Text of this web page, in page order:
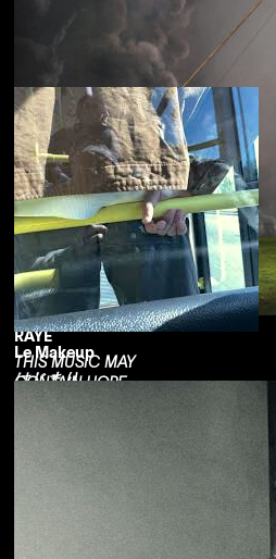
RAYE
THIS MUSIC MAY
CONTAIN HOPE.
Le Makeup
はじまり